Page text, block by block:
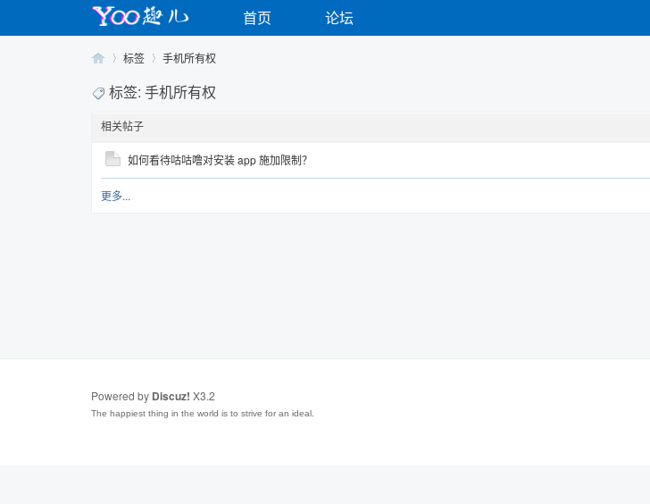
首页 论坛
Yo›
标签 手机所有权
标签: 手机所有权
相关帖子
如何看待咕咕噜对安装 app 施加限制？
更多...
Powered by Discuz! X3.2
The happiest thing in the world is to strive for an ideal.